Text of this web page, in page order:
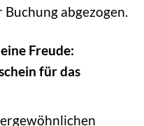
abgezogen.
Freude:
für das